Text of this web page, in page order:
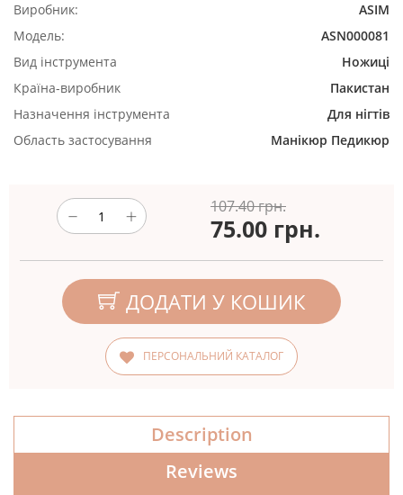
Виробник:
ASIM
Модель:
ASN000081
Вид інструмента
Ножиці
Країна-виробник
Пакистан
Назначення інструмента
Для нігтів
Область застосування
Манікюр Педикюр
107.40 грн.
75.00 грн.
ДОДАТИ У КОШИК
ПЕРСОНАЛЬНИЙ КАТАЛОГ
Description
Reviews